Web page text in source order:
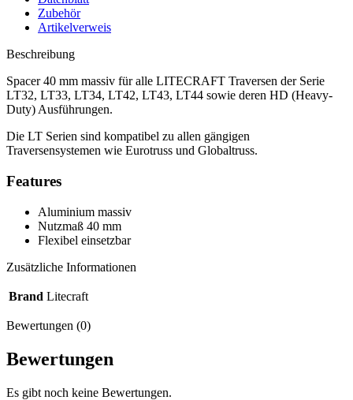
Zubehör
Artikelverweis
Beschreibung
Spacer 40 mm massiv für alle LITECRAFT Traversen der Serie
LT32, LT33, LT34, LT42, LT43, LT44 sowie deren HD (Heavy-
Duty) Ausführungen.
Die LT Serien sind kompatibel zu allen gängigen
Traversensystemen wie Eurotruss und Globaltruss.
Features
Aluminium massiv
Nutzmaß 40 mm
Flexibel einsetzbar
Zusätzliche Informationen
Brand Litecraft
Bewertungen (0)
Bewertungen
Es gibt noch keine Bewertungen.